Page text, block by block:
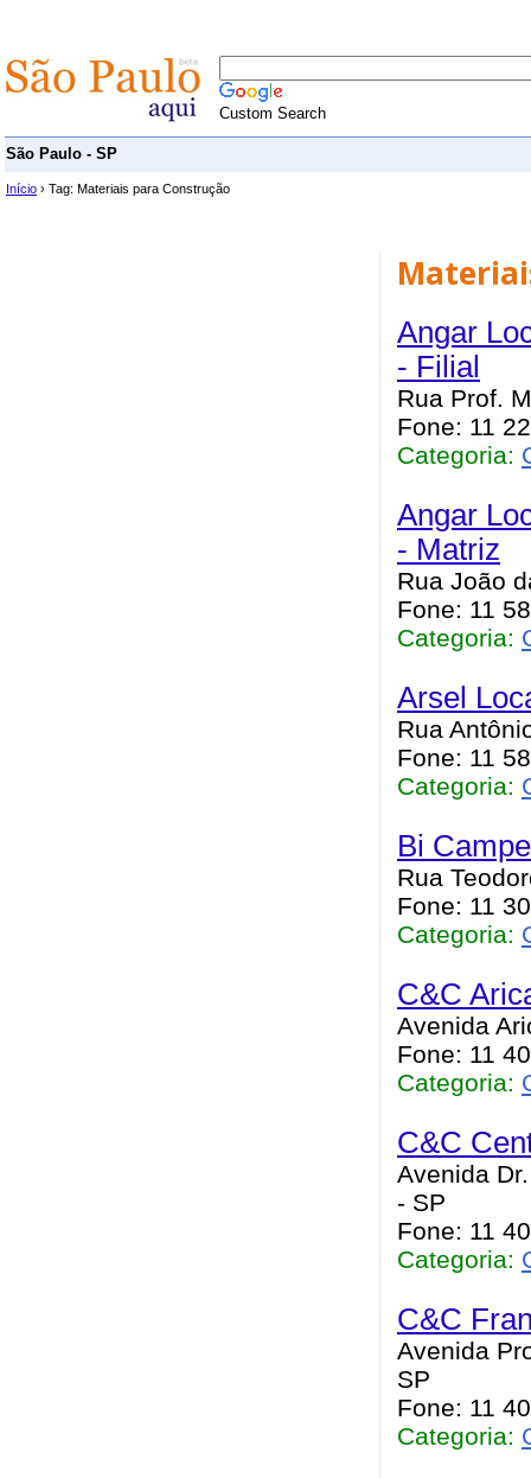
Custom Search
São Paulo - SP
Início › Tag: Materiais para Construção
Angar
- Filial
Rua Prof.
Fone: 11
Categoria:
Angar
- Matriz
Rua João
Fone: 11
Categoria:
Arsel
Rua
Fone: 11
Categoria:
Bi
Rua
Fone: 11
Categoria:
C&C
Avenida
Fone: 11
Categoria:
C&C
Avenida
- SP
Fone: 11
Categoria:
C&C
Avenida
SP
Fone: 11
Categoria: